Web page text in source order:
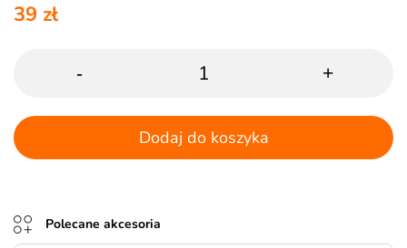
39 zł
- +
Dodaj do koszyka
Polecane akcesoria